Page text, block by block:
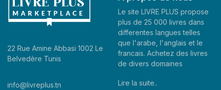
22 Rue Amine Abbasi 1002 Le
Belvedère Tunis
info@livreplus.tn
Le site LIVRE PLUS propose
plus de 25 000 livres dans
differentes langues telles
que l'arabe, l'anglais et le
francais. Achetez des livres
de divers domaines
Lire la suite..